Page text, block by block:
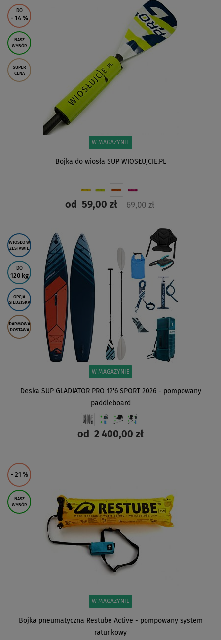
DO
- 14 %
NASZ
WYBÓR
SUPER
CENA
W MAGAZYNIE
Bojka do wiosła SUP WIOSŁUJCIE.PL
od 59,00 zł 69,00 zł
WIOSŁO W
ZESTAWIE
DO
120 kg
OPCJA
SIEDZISKA
DARMOWA
DOSTAWA
W MAGAZYNIE
Deska SUP GLADIATOR PRO 12'6 SPORT 2026 - pompowany
paddleboard
od 2 400,00 zł
- 21 %
NASZ
WYBÓR
W MAGAZYNIE
Bojka pneumatyczna Restube Active - pompowany system
ratunkowy